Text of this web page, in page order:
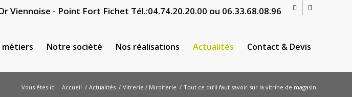
Viennoise - Point Fort Fichet Tél.:04.74.20.20.00 ou 06.33.68.08.96
métiers Notre société Nos réalisations Actualités Contact & Devis
Vous êtes ici : Accueil / Actualités / Vitrerie / Miroiterie / Tout ce qu’il faut savoir sur la vitrine de magasin